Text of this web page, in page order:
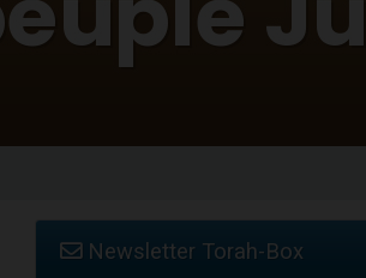
Newsletter Torah-Box